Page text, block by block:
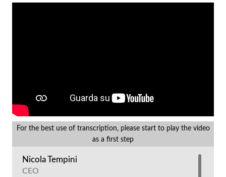
For the best use of transcription, please start to play the video
as a first step
Nicola Tempini
CEO